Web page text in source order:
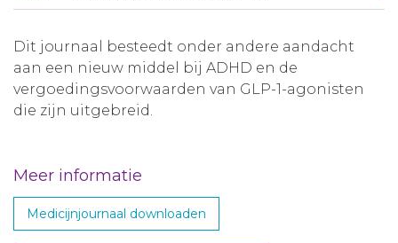
Dit journaal besteedt onder andere aandacht
aan een nieuw middel bij ADHD en de
vergoedingsvoorwaarden van GLP-1-agonisten
die zijn uitgebreid.
Meer informatie
Medicijnjournaal downloaden